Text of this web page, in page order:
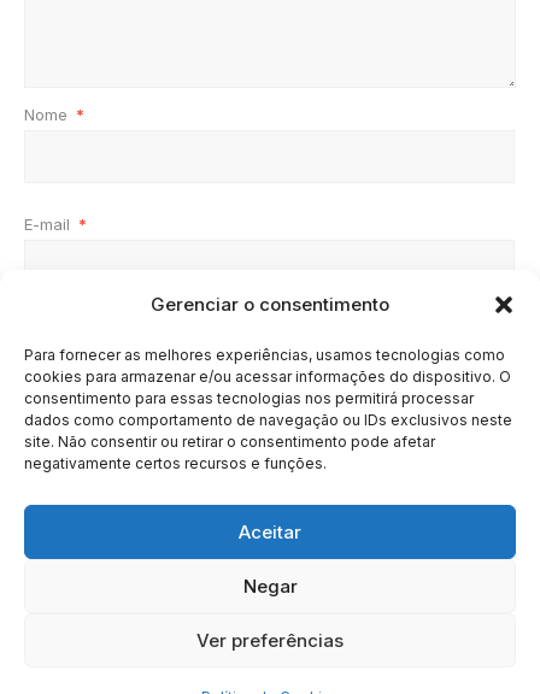
Gerenciar o consentimento
Para fornecer as melhores experiências, usamos tecnologias como
cookies para armazenar e/ou acessar informações do dispositivo. O
consentimento para essas tecnologias nos permitirá processar
dados como comportamento de navegação ou IDs exclusivos neste
site. Não consentir ou retirar o consentimento pode afetar
negativamente certos recursos e funções.
Aceitar
Negar
Ver preferências
Nome *
E-mail *
SOBRE BRASIL